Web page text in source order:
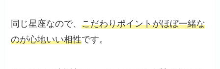
同じ星座なので、こだわりポイントがほぼ一緒な
のが心地いい相性です。